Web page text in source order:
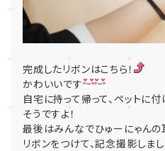
完成したリボンはこちら！
かわいいです
自宅に持って帰って、ペットに
そうですよ！
最後はみんなでひゅーにゃんの
リボンをつけて、記念撮影しま